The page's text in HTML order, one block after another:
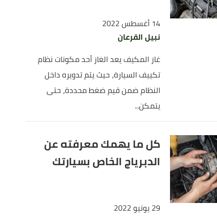
14 أغسطس 2022
نبيل القرعان
غاز المكيف يعد الغاز أحد مكونات نظام
تكييف السيارة، حيث يتم تدويره داخل
النظام ضمن قيم ضغط محددة، حتى
يتمكن...
كل ما يهمك معرفته عن
الدبرياج الخاص بسيارتك
29 يونيو 2022